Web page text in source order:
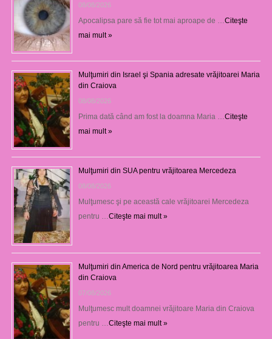
08/08/2026
Apocalipsa pare să fie tot mai aproape de … Citeşte
mai mult »
Mulţumiri din Israel şi Spania adresate vrăjitoarei Maria
din Craiova
08/08/2026
Prima dată când am fost la doamna Maria … Citeşte
mai mult »
Mulţumiri din SUA pentru vrăjitoarea Mercedeza
08/08/2026
Mulţumesc şi pe această cale vrăjitoarei Mercedeza
pentru … Citeşte mai mult »
Mulţumiri din America de Nord pentru vrăjitoarea Maria
din Craiova
07/08/2026
Mulţumesc mult doamnei vrăjitoare Maria din Craiova
pentru … Citeşte mai mult »